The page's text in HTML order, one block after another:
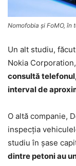
Nomofobia şi FoMO, în
Un alt studiu,
Nokia
consultă
interval de
O altă companie,
inspecţia
studiu în şase
dintre petoni au